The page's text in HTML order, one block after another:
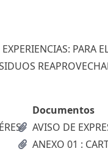
PARA
Documentos
AVISO DE
ANEXO 01 :